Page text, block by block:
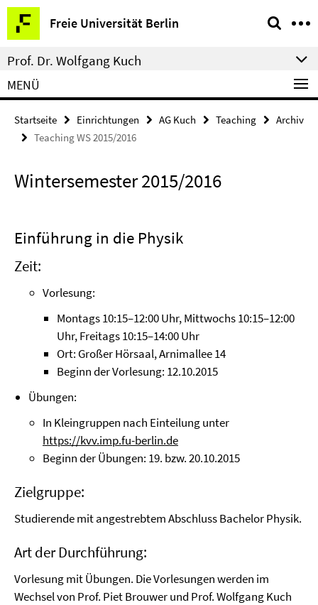
Springe
direkt
zu
Inhalt
Freie Universität Berlin
Service-
Navigation
Prof. Dr. Wolfgang Kuch
MENÜ
Startseite Einrichtungen AG Kuch Teaching
Archiv
Teaching WS 2015/2016
Wintersemester 2015/2016
Einführung in die Physik
Zeit:
Vorlesung:
Montags 10:15–12:00 Uhr, Mittwochs 10:15–12:00
Uhr, Freitags 10:15–14:00 Uhr
Ort: Großer Hörsaal, Arnimallee 14
Beginn der Vorlesung: 12.10.2015
Übungen:
In Kleingruppen nach Einteilung unter
https://kvv.imp.fu-berlin.de
Beginn der Übungen: 19. bzw. 20.10.2015
Zielgruppe:
Studierende mit angestrebtem Abschluss Bachelor Physik.
Art der Durchführung:
Vorlesung mit Übungen. Die Vorlesungen werden im
Wechsel von Prof. Piet Brouwer und Prof. Wolfgang Kuch